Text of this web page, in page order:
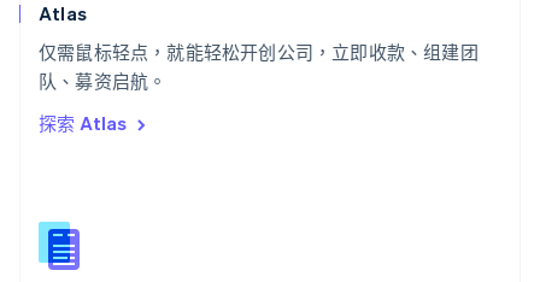
Atlas
仅需鼠标轻点，就能轻松开创公司，立即收款、组建团
队、募资启航。
探索 Atlas
泰国
ไทยEnglish
希腊
English
西班牙
新西兰
English
匈牙利